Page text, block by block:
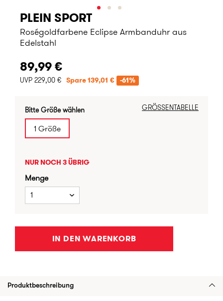
PLEIN SPORT
Roségoldfarbene Eclipse Armbanduhr aus
Edelstahl
89,99 €
UVP 229,00 € Spare 139,01 € -61%
GRÖSSENTABELLE
Bitte Größe wählen
1 Größe
NUR NOCH 3 ÜBRIG
Menge
1
IN DEN WARENKORB
Produktbeschreibung